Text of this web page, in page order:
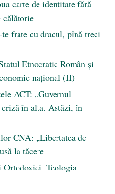
carte de identitate fără
călătorie
frate cu dracul, pînă treci
Etnocratic Român şi
naţional (II)
ACT: „Guvernul
în alta. Astăzi, în
CNA: „Libertatea de
la tăcere
Teologia